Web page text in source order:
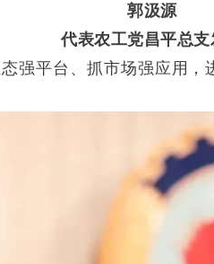
郭汲源
代表农工党昌平总支
强平台、抓市场强应用，